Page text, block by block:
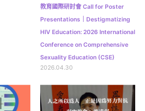
教育國際研討會 Call for Poster
Presentations｜Destigmatizing
HIV Education: 2026 International
Conference on Comprehensive
Sexuality Education (CSE)
2026.04.30